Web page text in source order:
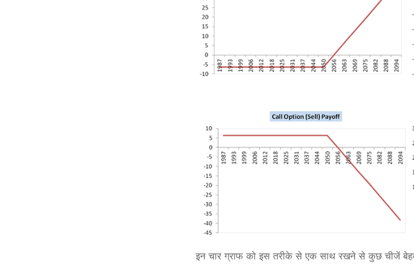
इन चार ग्राफ को इस तरीके से एक साथ रखने से कुछ चीजें